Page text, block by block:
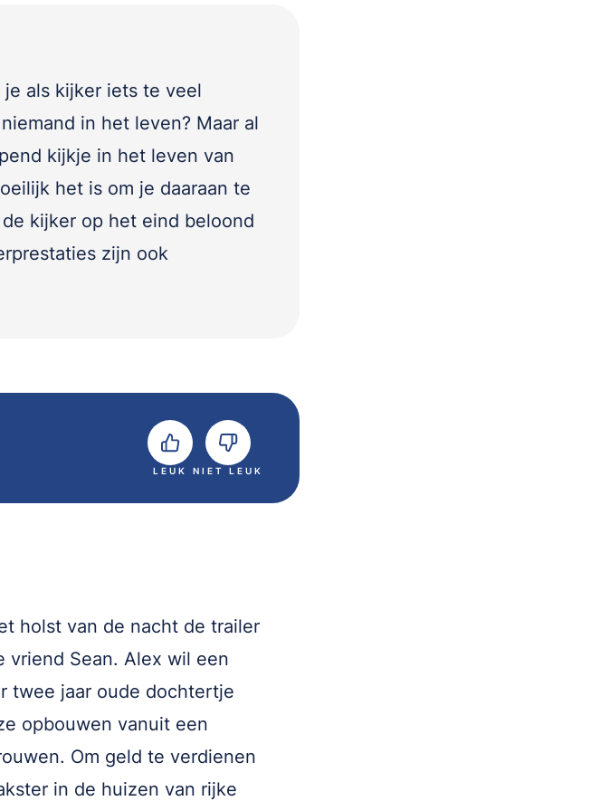
als kijker iets te veel
in het leven? Maar al
kijkje in het leven van
het is om je daaraan te
kijker op het eind beloond
zijn ook
LEUK NIET LEUK
holst van de nacht de trailer
vriend Sean. Alex wil een
twee jaar oude dochtertje
opbouwen vanuit een
Om geld te verdienen
in de huizen van rijke